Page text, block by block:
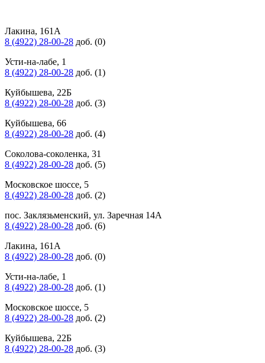
Лакина, 161А
8 (4922) 28-00-28 доб. (0)
Усти-на-лабе, 1
8 (4922) 28-00-28 доб. (1)
Куйбышева, 22Б
8 (4922) 28-00-28 доб. (3)
Куйбышева, 66
8 (4922) 28-00-28 доб. (4)
Соколова-соколенка, 31
8 (4922) 28-00-28 доб. (5)
Московское шоссе, 5
8 (4922) 28-00-28 доб. (2)
пос. Заклязьменский, ул. Заречная 14А
8 (4922) 28-00-28 доб. (6)
Лакина, 161А
8 (4922) 28-00-28 доб. (0)
Усти-на-лабе, 1
8 (4922) 28-00-28 доб. (1)
Московское шоссе, 5
8 (4922) 28-00-28 доб. (2)
Куйбышева, 22Б
8 (4922) 28-00-28 доб. (3)